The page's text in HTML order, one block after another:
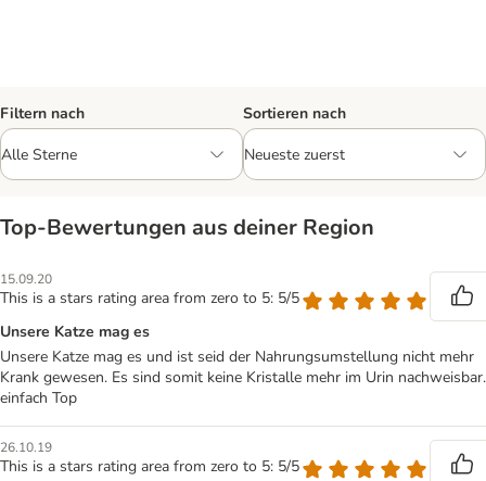
Filtern nach Sortieren nach
Top‑Bewertungen aus deiner Region
15.09.20
This is a stars rating area from zero to 5: 5/5
Unsere Katze mag es
Unsere Katze mag es und ist seid der Nahrungsumstellung nicht mehr
Krank gewesen. Es sind somit keine Kristalle mehr im Urin nachweisbar.
einfach Top
26.10.19
This is a stars rating area from zero to 5: 5/5